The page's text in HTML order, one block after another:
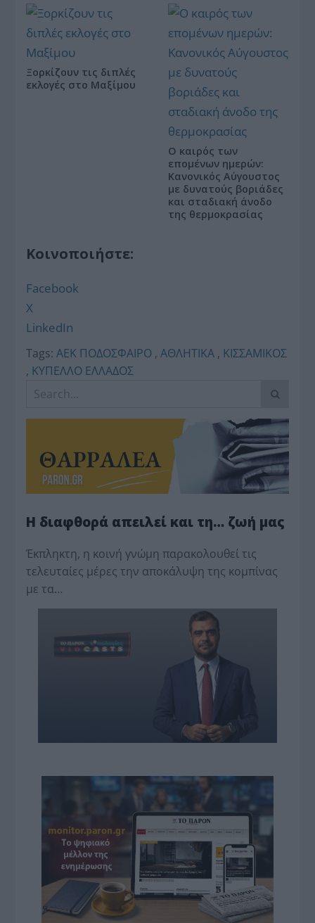
Ξορκίζουν τις διπλές
εκλογές στο Μαξίμου
Ο καιρός των
επομένων ημερών:
Κανονικός Αύγουστος
με δυνατούς βοριάδες
και σταδιακή άνοδο
της θερμοκρασίας
Κοινοποιήστε:
Facebook
X
LinkedIn
Tags: ΑΕΚ ΠΟΔΟΣΦΑΙΡΟ ,ΑΘΛΗΤΙΚΑ , ΚΙΣΣΑΜΙΚΟΣ
, ΚΥΠΕΛΛΟ ΕΛΛΑΔΟΣ
Η διαφθορά απειλεί και τη… ζωή μας
Έκπληκτη, η κοινή γνώμη παρακολουθεί τις
τελευταίες μέρες την αποκάλυψη της κο­μπίνας
με τα…